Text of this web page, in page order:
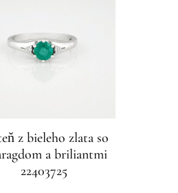
z bieleho zlata so
a briliantmi
22403725